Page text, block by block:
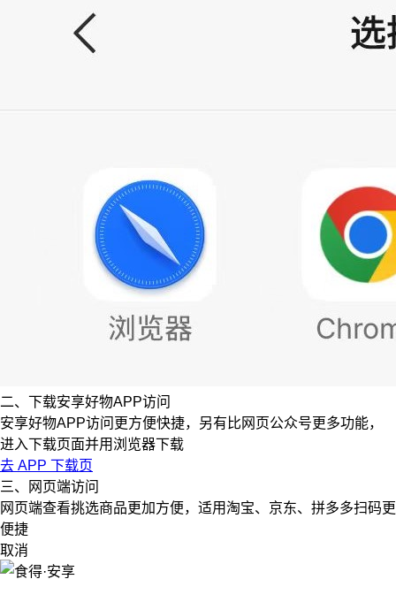
二、下载安享好物APP访问
安享好物APP访问更方便快捷，另有比网页公众号更多功能，
进入下载页面并用浏览器下载
去 APP 下载页
三、网页端访问
网页端查看挑选商品更加方便，适用淘宝、京东、拼多多扫码更
便捷
取消